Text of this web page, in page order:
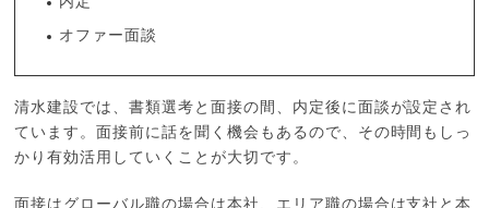
オファー面談
清水建設では、書類選考と面接の間、内定後に面談が設定され
ています。面接前に話を聞く機会もあるので、その時間もしっ
かり有効活用していくことが大切です。